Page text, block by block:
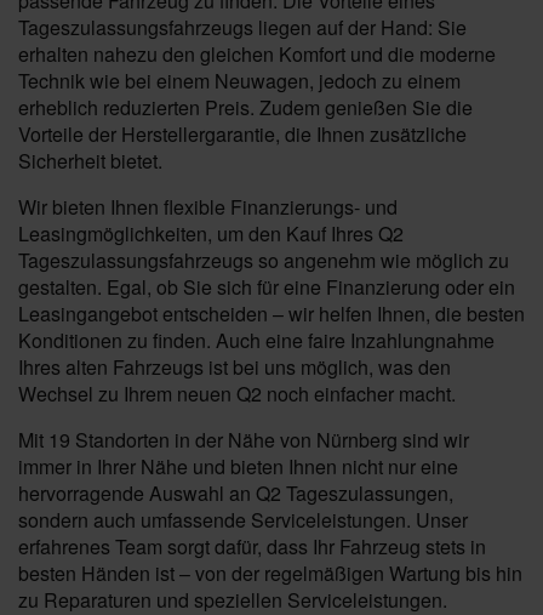
Tageszulassungsfahrzeugs liegen auf der Hand: Sie
erhalten nahezu den gleichen Komfort und die moderne
Technik wie bei einem Neuwagen, jedoch zu einem
erheblich reduzierten Preis. Zudem genießen Sie die
Vorteile der Herstellergarantie, die Ihnen zusätzliche
Sicherheit bietet.
Wir bieten Ihnen flexible Finanzierungs- und
Leasingmöglichkeiten, um den Kauf Ihres Q2
Tageszulassungsfahrzeugs so angenehm wie möglich zu
gestalten. Egal, ob Sie sich für eine Finanzierung oder ein
Leasingangebot entscheiden – wir helfen Ihnen, die besten
Konditionen zu finden. Auch eine faire Inzahlungnahme
Ihres alten Fahrzeugs ist bei uns möglich, was den
Wechsel zu Ihrem neuen Q2 noch einfacher macht.
Mit 19 Standorten in der Nähe von Nürnberg sind wir
immer in Ihrer Nähe und bieten Ihnen nicht nur eine
hervorragende Auswahl an Q2 Tageszulassungen,
sondern auch umfassende Serviceleistungen. Unser
erfahrenes Team sorgt dafür, dass Ihr Fahrzeug stets in
besten Händen ist – von der regelmäßigen Wartung bis hin
zu Reparaturen und speziellen Serviceleistungen.